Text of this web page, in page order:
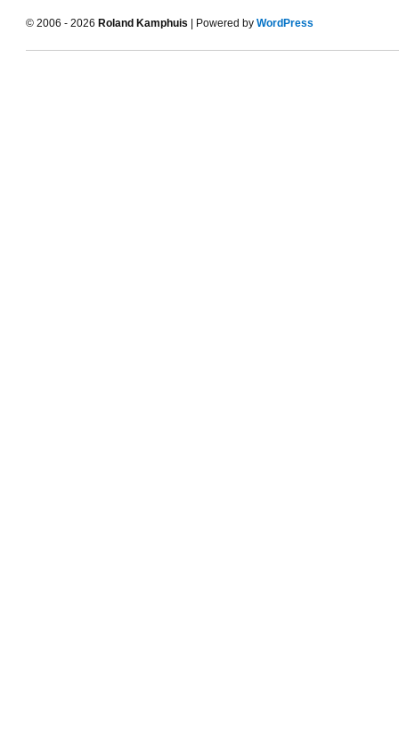
© 2006 - 2026 Roland Kamphuis | Powered by WordPress